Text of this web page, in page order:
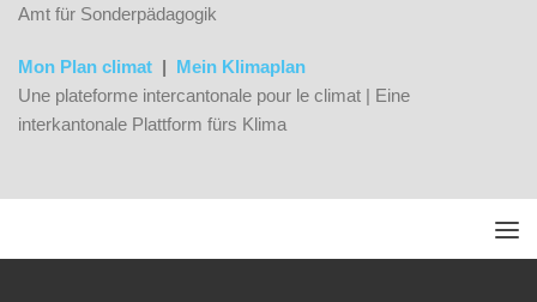
Amt für Sonderpädagogik
Mon Plan climat | Mein Klimaplan
Une plateforme intercantonale pour le climat | Eine
interkantonale Plattform fürs Klima